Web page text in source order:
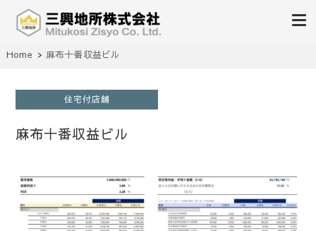
三興地所株式会社
Home 麻布十番収益ビル
住宅付店舗
麻布十番収益ビル